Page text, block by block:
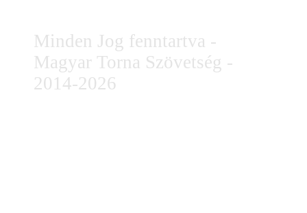
Minden Jog fenntartva -
Magyar Torna Szövetség -
2014-2026